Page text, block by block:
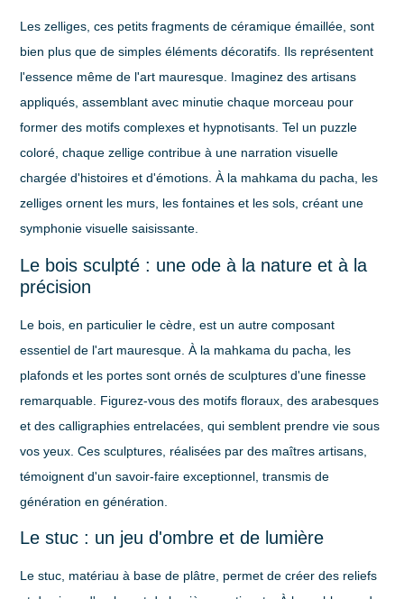
Leszelliges, ces petits fragments de céramique émaillée, sont
bien plus que de simples éléments décoratifs. Ils représentent
l'essence même de l'art mauresque. Imaginez des artisans
appliqués, assemblant avec minutie chaque morceau pour
former des motifs complexes et hypnotisants. Tel un puzzle
coloré, chaque zellige contribue à une narration visuelle
chargée d'histoires et d'émotions. À la mahkama du pacha, les
zelliges ornent les murs, les fontaines et les sols, créant une
symphonie visuelle saisissante.
Le bois sculpté : une ode à la nature et à la
précision
Le bois, en particulier le cèdre, est un autre composant
essentiel de l'art mauresque. À la mahkama du pacha, les
plafonds et les portes sont ornés desculptures d'une finesse
remarquable . Figurez-vous des motifs floraux, des arabesques
et des calligraphies entrelacées, qui semblent prendre vie sous
vos yeux. Ces sculptures, réalisées par des maîtres artisans,
témoignent d'un savoir-faire exceptionnel, transmis de
génération en génération.
Le stuc : un jeu d'ombre et de lumière
Lestuc , matériau à base de plâtre, permet de créer des reliefs